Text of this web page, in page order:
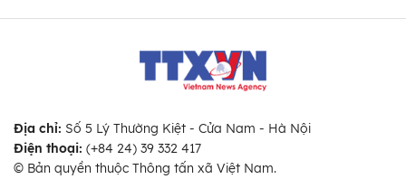
Địa chỉ: Số 5 Lý Thường Kiệt - Cửa Nam - Hà Nội
Điện thoại: (+84 24) 39 332 417
© Bản quyền thuộc Thông tấn xã Việt Nam.